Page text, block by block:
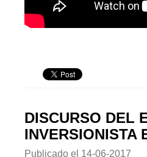
DISCURSO DEL
INVERSIONISTA
Publicado el 14-06-2017